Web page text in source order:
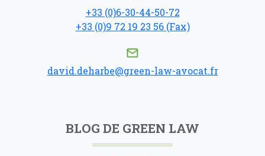
+33 (0)6-30-44-50-72
+33 (0)9 72 19 23 56 (Fax)
david.deharbe@green-law-avocat.fr
BLOG DE GREEN LAW